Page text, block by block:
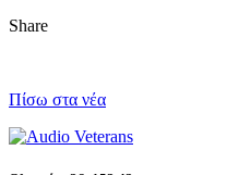
Share
Πίσω στα νέα